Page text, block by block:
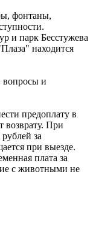
фонтаны,
и парк Бесстужева
находится
вопросы и
предоплату в
возврату. При
за
при выезде.
плата за
с животными не